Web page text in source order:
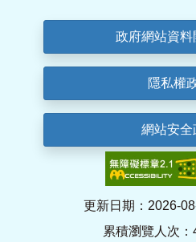
政府網站資料
隱私權
網站安全
更新日期：2026-
累積瀏覽人次